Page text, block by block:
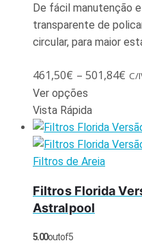
De fácil manutenção
transparente de
circular, para maior
461,50€ – 501,84€ C/
Ver opções
Vista Rápida
Filtros de Areia
Filtros Florida
Astralpool
5.00out of 5